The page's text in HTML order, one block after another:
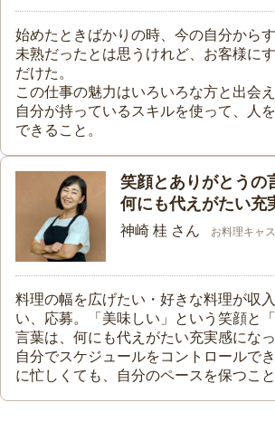
始めたときばかりの時、今の自分から
未熟だったとは思うけれど、お客様に
だけた。
この仕事の魅力はいろいろな方と出会
自分が持っているスキルを使って、人
できること。
笑顔とありがとうの
何にも代えがたい充
神崎 桂 さん お料理キャ
料理の幅を広げたい・好きな料理が収
い、応募。「美味しい」という笑顔と
言葉は、何にも代えがたい充実感になっ
自分でスケジュールをコントロールで
に忙しくても、自分のペースを保つこと